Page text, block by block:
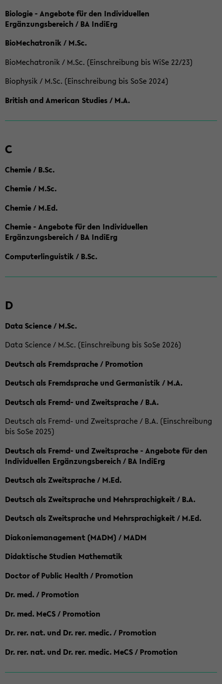
Biologie - Angebote für den Individuellen
Ergänzungsbereich / BA IndiErg
BioMechatronik / M.Sc.
BioMechatronik / M.Sc. (Einschreibung bis WiSe 22/23)
Biophysik / M.Sc. (Einschreibung bis SoSe 2024)
British and American Studies / M.A.
C
Chemie / B.Sc.
Chemie / M.Sc.
Chemie / M.Ed.
Chemie - Angebote für den Individuellen
Ergänzungsbereich / BA IndiErg
Computerlinguistik / B.Sc.
D
Data Science / M.Sc.
Data Science / M.Sc. (Einschreibung bis SoSe 2026)
Deutsch als Fremdsprache / Promotion
Deutsch als Fremdsprache und Germanistik / M.A.
Deutsch als Fremd- und Zweitsprache / B.A.
Deutsch als Fremd- und Zweitsprache / B.A. (Einschreibung
bis SoSe 2025)
Deutsch als Fremd- und Zweitsprache - Angebote für den
Individuellen Ergänzungsbereich / BA IndiErg
Deutsch als Zweitsprache / M.Ed.
Deutsch als Zweitsprache und Mehrsprachigkeit / B.A.
Deutsch als Zweitsprache und Mehrsprachigkeit / M.Ed.
Diakoniemanagement (MADM) / MADM
Didaktische Studien Mathematik
Doctor of Public Health / Promotion
Dr. med. / Promotion
Dr. med. MeCS / Promotion
Dr. rer. nat. und Dr. rer. medic. / Promotion
Dr. rer. nat. und Dr. rer. medic. MeCS / Promotion